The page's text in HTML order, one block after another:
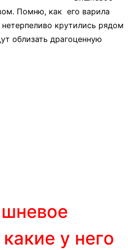
Помню, как его варила
крутились рядом
облизать драгоценную
у него